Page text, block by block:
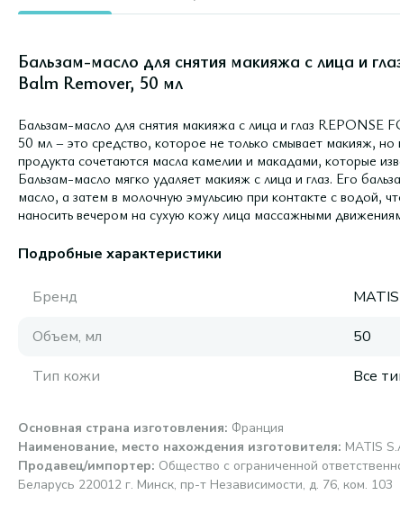
Бальзам-масло для снятия макияжа с лица и
Balm Remover, 50 мл
Бальзам-масло для снятия макияжа с лица и глаз
50 мл – это средство, которое не только смывает макияж,
продукта сочетаются масла камелии и макадами, которые
Бальзам-масло мягко удаляет макияж с лица и глаз. Его
масло, а затем в молочную эмульсию при контакте с водой,
наносить вечером на сухую кожу лица массажными
Подробные характеристики
Бренд
MATIS
Объем, мл
50
Тип кожи
Все
Основная страна изготовления: Франция
Наименование, место нахождения изготовителя: MATIS
Продавец/импортер: Общество с ограниченной
Беларусь 220012 г. Минск, пр-т Независимости, д. 76, ком. 103